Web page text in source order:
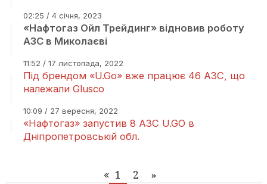
02:25 / 4 січня, 2023
«Нафтогаз Ойл Трейдинг» відновив роботу
АЗС в Миколаєві
11:52 / 17 листопада, 2022
Під брендом «U.Go» вже працює 46 АЗС, що
належали Glusco
10:09 / 27 вересня, 2022
«Нафтогаз» запустив 8 АЗС U.GO в
Дніпропетровській обл.
« 1 2 »